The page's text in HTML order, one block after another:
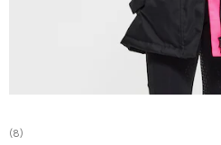
(8)